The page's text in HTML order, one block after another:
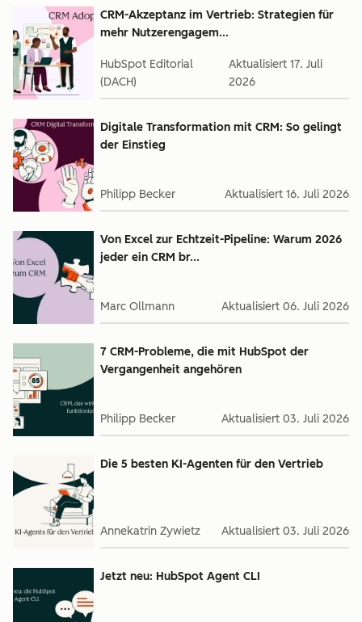
CRM-Akzeptanz im Vertrieb: Strategien für
mehr Nutzerengagem...
HubSpot Editorial
(DACH)
Aktualisiert 17. Juli
2026
Digitale Transformation mit CRM: So gelingt
der Einstieg
Philipp Becker Aktualisiert 16. Juli 2026
Von Excel zur Echtzeit-Pipeline: Warum 2026
jeder ein CRM br...
Marc Ollmann Aktualisiert 06. Juli 2026
7 CRM-Probleme, die mit HubSpot der
Vergangenheit angehören
Philipp Becker Aktualisiert 03. Juli 2026
Die 5 besten KI-Agenten für den Vertrieb
Annekatrin Zywietz Aktualisiert 03. Juli 2026
Jetzt neu: HubSpot Agent CLI